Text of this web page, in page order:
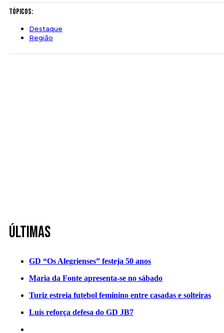
Tópicos:
Destaque
Região
Últimas
GD “Os Alegrienses” festeja 50 anos
Maria da Fonte apresenta-se no sábado
Turiz estreia futebol feminino entre casadas e solteiras
Luís reforça defesa do GD JB7